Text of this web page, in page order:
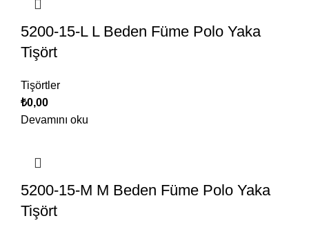
5200-15-L L Beden Füme Polo Yaka
Tişört
Tişörtler
₺0,00
Devamını oku
5200-15-M M Beden Füme Polo Yaka
Tişört